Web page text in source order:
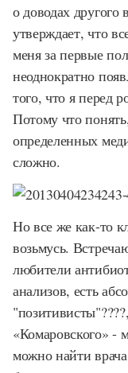
о доводах другого
утверждает, что
меня за первые
неоднократно
того, что я перед
Потому что
определенных
сложно.
Но все же как-то
возьмусь.
любители
анализов, есть
«Комаровского» -
можно найти